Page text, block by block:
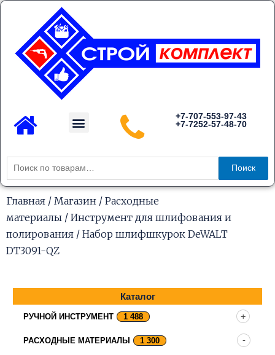
Перейти
содержимому
Menu
+7-707-553-97-43
+7-7252-57-48-70
Искать:
Поиск
Главная / Магазин / Расходные
материалы / Инструмент для шлифования и
полирования / Набор шлифшкурок DeWALT
DT3091-QZ
Каталог
РУЧНОЙ ИНСТРУМЕНТ 1 488
РАСХОДНЫЕ МАТЕРИАЛЫ 1 300